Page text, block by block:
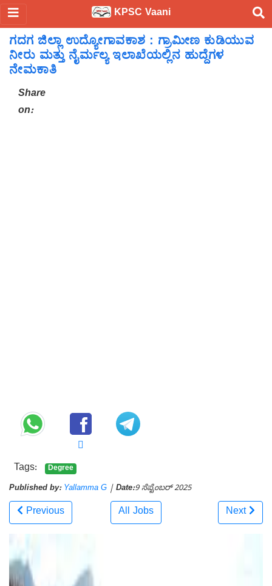
KPSC Vaani
ಗದಗ ಜಿಲ್ಲಾ ಉದ್ಯೋಗಾವಕಾಶ : ಗ್ರಾಮೀಣ ಕುಡಿಯುವ
ನೀರು ಮತ್ತು ನೈರ್ಮಲ್ಯ ಇಲಾಖೆಯಲ್ಲಿನ ಹುದ್ದೆಗಳ
ನೇಮಕಾತಿ
Share
on:
Tags: Degree
Published by: Yallamma G | Date:9 ಸೆಪ್ಟೆಂಬರ್ 2025
Previous All Jobs Next